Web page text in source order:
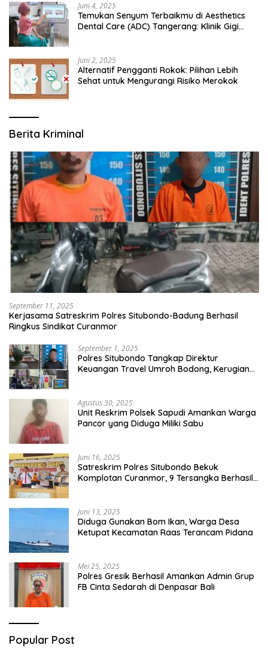
Juni 4, 2025
Temukan Senyum Terbaikmu di Aesthetics
Dental Care (ADC) Tangerang: Klinik Gigi
Juni 2, 2025
Alternatif Pengganti Rokok: Pilihan Lebih
Sehat untuk Mengurangi Risiko Merokok
Berita Kriminal
September 11, 2025
Kerjasama Satreskrim Polres Situbondo-Badung Berhasil
Ringkus Sindikat Curanmor
September 1, 2025
Polres Situbondo Tangkap Direktur
Keuangan Travel Umroh Bodong, Kerugian
Agustus 30, 2025
Unit Reskrim Polsek Sapudi Amankan Warga
Pancor yang Diduga Miliki Sabu
Juni 16, 2025
Satreskrim Polres Situbondo Bekuk
Komplotan Curanmor, 9 Tersangka Berhasil
Juni 13, 2025
Diduga Gunakan Bom Ikan, Warga Desa
Ketupat Kecamatan Raas Terancam Pidana
Mei 25, 2025
Polres Gresik Berhasil Amankan Admin Grup
FB Cinta Sedarah di Denpasar Bali
Popular Post